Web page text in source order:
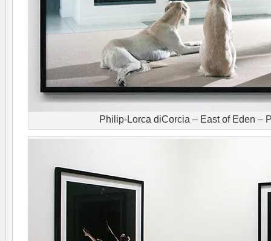
Philip-Lorca diCorcia – East of Eden –